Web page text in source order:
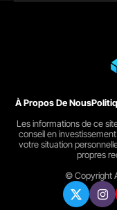
À Propos De Nous
Les informations de ce
conseil en
votre situation
propres
© Copyright